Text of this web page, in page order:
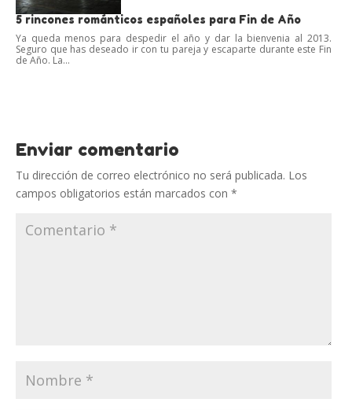
5 rincones románticos españoles para Fin de Año
Ya queda menos para despedir el año y dar la bienvenia al 2013.
Seguro que has deseado ir con tu pareja y escaparte durante este Fin
de Año. La...
Enviar comentario
Tu dirección de correo electrónico no será publicada. Los
campos obligatorios están marcados con *